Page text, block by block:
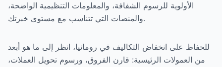
الأولوية للرسوم الشفافة، والمعلومات التنظيمية الواضحة،
والمنصات التي تتناسب مع مستوى خبرتك.
للحفاظ على انخفاض التكاليف في رومانيا، انظر إلى ما هو أبعد
من العمولات الرئيسية: قارن الفروق، ورسوم تحويل العملات،